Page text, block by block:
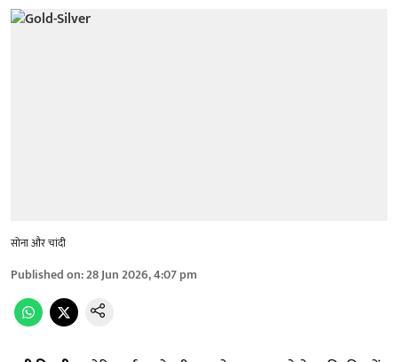
सोना और चांदी
Published on:28 Jun 2026, 4:07 pm